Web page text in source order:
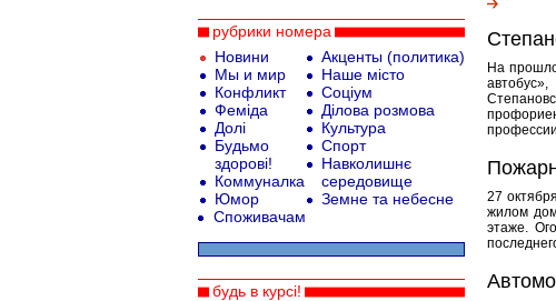
На
27
жилом
этаже.
рубрики номера
Новини
Мы и мир
Конфликт
Феміда
Долі
Будьмо
здорові!
Коммуналка
Юмор
Акценты (политика)
Наше місто
Соціум
Ділова розмова
Культура
Спорт
Навколишнє
середовище
Земне та небесне
Споживачам
будь в курсі!